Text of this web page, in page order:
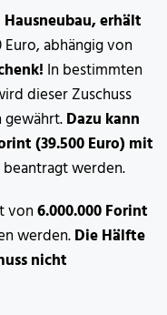
erhält
Euro, abhängig von
In bestimmten
dieser Zuschuss
Dazu kann
(39.500 Euro) mit
beantragt werden.
von6.000.000 Forint
werden.Die Hälfte
nicht